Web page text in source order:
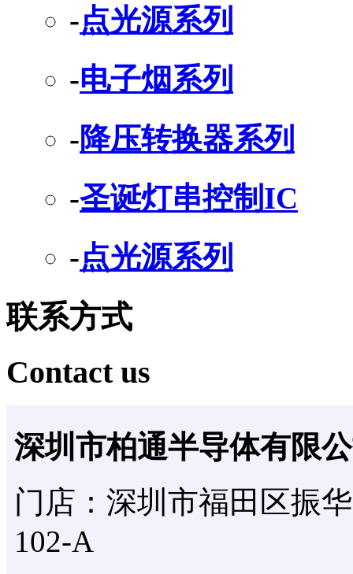
-点光源系列
-电子烟系列
-降压转换器系列
-圣诞灯串控制IC
-点光源系列
联系方式
Contact us
深圳市柏通半导体有限
门店：深圳市福田区振
102-A